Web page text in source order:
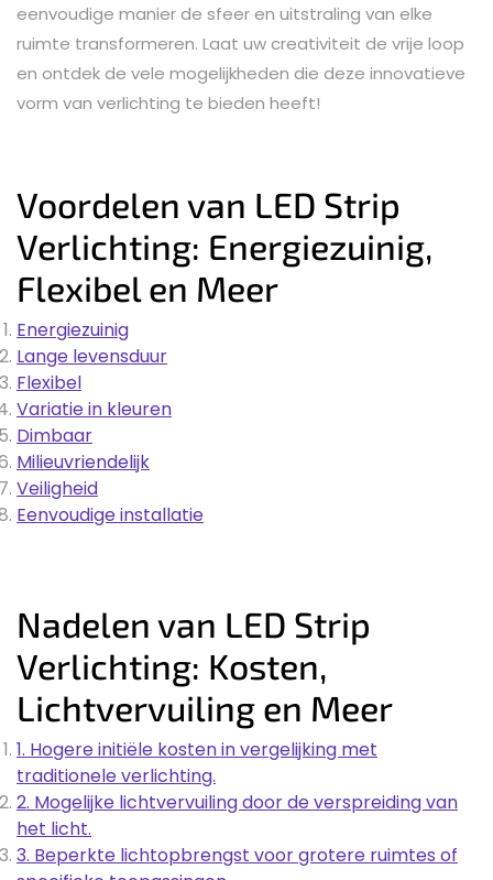
eenvoudige manier de sfeer en uitstraling van elke
ruimte transformeren. Laat uw creativiteit de vrije loop
en ontdek de vele mogelijkheden die deze innovatieve
vorm van verlichting te bieden heeft!
Voordelen van LED Strip
Verlichting: Energiezuinig,
Flexibel en Meer
Energiezuinig
Lange levensduur
Flexibel
Variatie in kleuren
Dimbaar
Milieuvriendelijk
Veiligheid
Eenvoudige installatie
Nadelen van LED Strip
Verlichting: Kosten,
Lichtvervuiling en Meer
1. Hogere initiële kosten in vergelijking met
traditionele verlichting.
2. Mogelijke lichtvervuiling door de verspreiding van
het licht.
3. Beperkte lichtopbrengst voor grotere ruimtes of